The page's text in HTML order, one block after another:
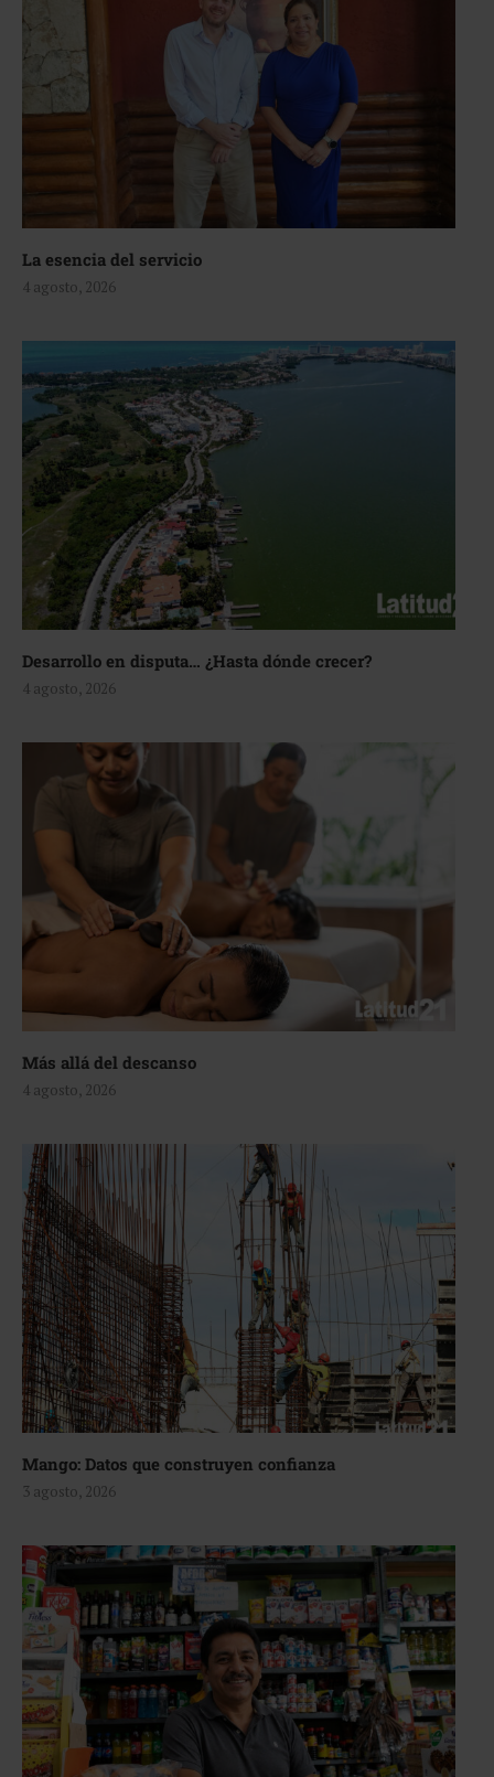
La esencia del servicio
4 agosto, 2026
Desarrollo en disputa… ¿Hasta dónde crecer?
4 agosto, 2026
Más allá del descanso
4 agosto, 2026
Mango: Datos que construyen confianza
3 agosto, 2026